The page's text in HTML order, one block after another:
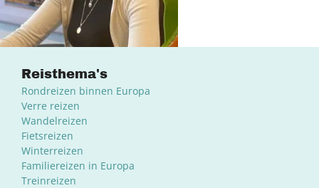
Reisthema's
Rondreizen binnen Europa
Verre reizen
Wandelreizen
Fietsreizen
Winterreizen
Familiereizen in Europa
Treinreizen